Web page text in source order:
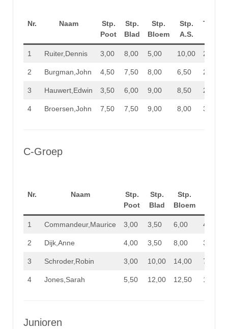
Nr. Naam
Stp.
Poot
Stp.
Blad
Stp.
Bloem
Stp.
A.S.
Totaal
1 Ruiter,Dennis 3,00 8,00 5,00 10,00 26,00
2 Burgman,John 4,50 7,50 8,00 6,50 26,50
3 Hauwert,Edwin 3,50 6,00 9,00 8,50 27,00
4 Broersen,John 7,50 7,50 9,00 8,00 32,00
C-Groep
Nr. Naam
Stp.
Poot
Stp.
Blad
Stp.
Bloem
1 Commandeur,Maurice 3,00 3,50 6,00 4,50
2 Dijk,Anne 4,00 3,50 8,00 3,50
3 Schroder,Robin 3,00 10,00 14,00 7,50
4 Jones,Sarah 5,50 12,00 12,50 19,00
Junioren